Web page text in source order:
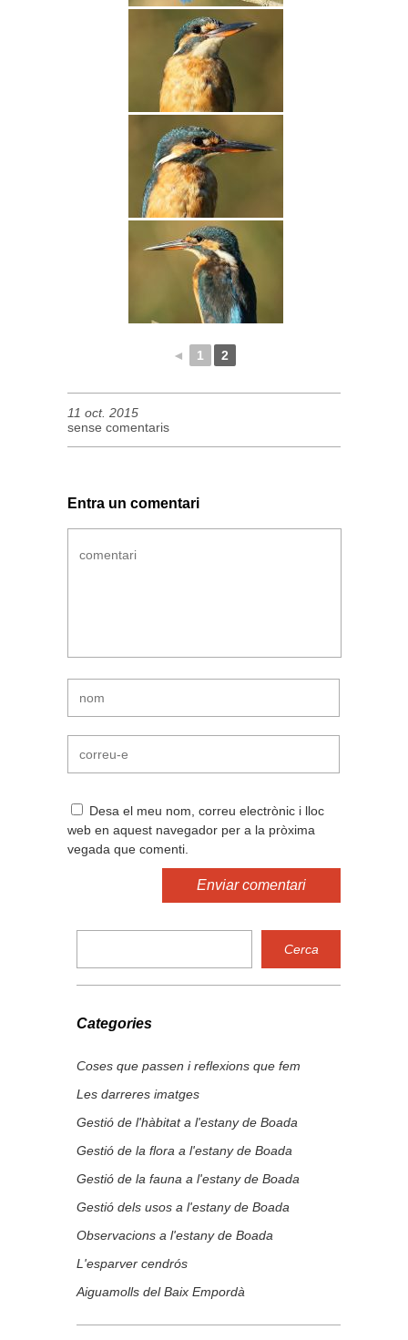
◄ 1 2
11 oct. 2015
sense comentaris
Entra un comentari
Desa el meu nom, correu electrònic i lloc
web en aquest navegador per a la pròxima
vegada que comenti.
Categories
Coses que passen i reflexions que fem
Les darreres imatges
Gestió de l'hàbitat a l'estany de Boada
Gestió de la flora a l'estany de Boada
Gestió de la fauna a l'estany de Boada
Gestió dels usos a l'estany de Boada
Observacions a l'estany de Boada
L'esparver cendrós
Aiguamolls del Baix Empordà